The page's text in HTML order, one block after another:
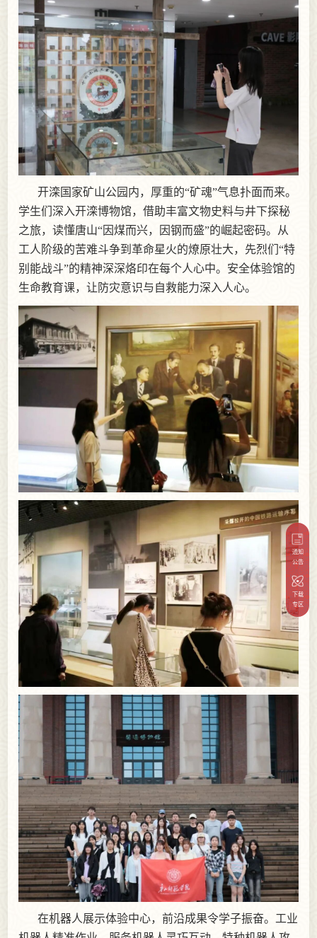
开滦国家矿山公园内，厚重的“矿魂”气息扑面而来。
学生们深入开滦博物馆，借助丰富文物史料与井下探秘
之旅，读懂唐山“因煤而兴，因钢而盛”的崛起密码。从
工人阶级的苦难斗争到革命星火的燎原壮大，先烈们“特
别能战斗”的精神深深烙印在每个人心中。安全体验馆的
生命教育课，让防灾意识与自救能力深入人心。
在机器人展示体验中心，前沿成果令学子振奋。工业
通知
公告
下载
专区